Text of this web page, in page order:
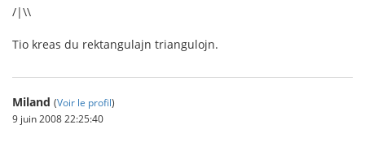
/|\\
Tio kreas du rektangulajn triangulojn.
Miland (Voir le profil)
9 juin 2008 22:25:40